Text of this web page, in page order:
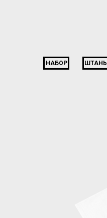
НАБОР ШТАНЫ